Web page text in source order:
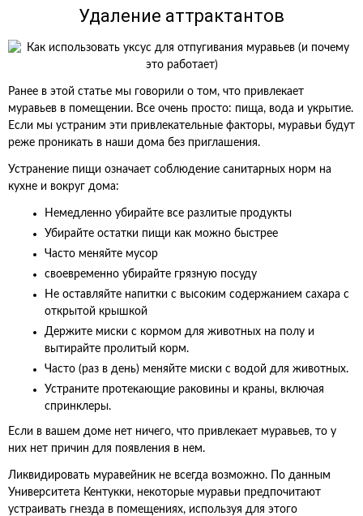
Удаление аттрактантов
Ранее в этой статье мы говорили о том, что привлекает
муравьев в помещении. Все очень просто: пища, вода и укрытие.
Если мы устраним эти привлекательные факторы, муравьи будут
реже проникать в наши дома без приглашения.
Устранение пищи означает соблюдение санитарных норм на
кухне и вокруг дома:
Немедленно убирайте все разлитые продукты
Убирайте остатки пищи как можно быстрее
Часто меняйте мусор
своевременно убирайте грязную посуду
Не оставляйте напитки с высоким содержанием сахара с
открытой крышкой
Держите миски с кормом для животных на полу и
вытирайте пролитый корм.
Часто (раз в день) меняйте миски с водой для животных.
Устраните протекающие раковины и краны, включая
спринклеры.
Если в вашем доме нет ничего, что привлекает муравьев, то у
них нет причин для появления в нем.
Ликвидировать муравейник не всегда возможно. По данным
Университета Кентукки, некоторые муравьи предпочитают
устраивать гнезда в помещениях, используя для этого